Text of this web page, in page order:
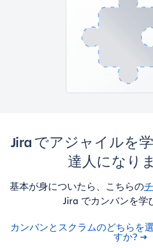
Jira でアジャイルを
達人になり
基本が身についたら、こちらの
Jira でカンバンを学
カンバンとスクラムのどちらを
すか?